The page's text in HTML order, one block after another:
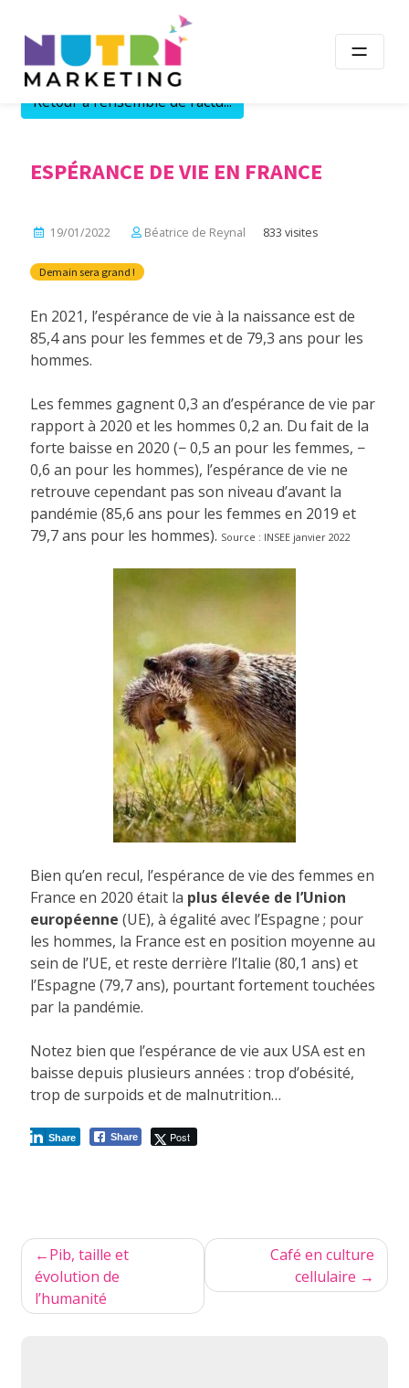
Retour à l'ensemble de l'actu...
ESPÉRANCE DE VIE EN FRANCE
19/01/2022 Béatrice de Reynal 833 visites
Demain sera grand !
En 2021, l’espérance de vie à la naissance est de
85,4 ans pour les femmes et de 79,3 ans pour les
hommes.
Les femmes gagnent 0,3 an d’espérance de vie par
rapport à 2020 et les hommes 0,2 an. Du fait de la
forte baisse en 2020 (− 0,5 an pour les femmes, −
0,6 an pour les hommes), l’espérance de vie ne
retrouve cependant pas son niveau d’avant la
pandémie (85,6 ans pour les femmes en 2019 et
79,7 ans pour les hommes). Source : INSEE janvier 2022
Bien qu’en recul, l’espérance de vie des femmes en
France en 2020 était la plus élevée de l’Union
européenne (UE), à égalité avec l’Espagne ; pour
les hommes, la France est en position moyenne au
sein de l’UE, et reste derrière l’Italie (80,1 ans) et
l’Espagne (79,7 ans), pourtant fortement touchées
par la pandémie.
Notez bien que l’espérance de vie aux USA est en
baisse depuis plusieurs années : trop d’obésité,
trop de surpoids et de malnutrition…
Share Post
Share
Navigation
de
l’article
Pib, taille et
évolution de
l’humanité
Café en culture
cellulaire